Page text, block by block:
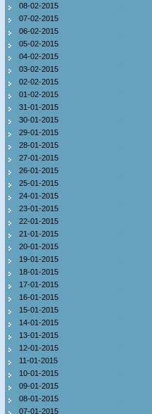
08-02-2015
07-02-2015
06-02-2015
05-02-2015
04-02-2015
03-02-2015
02-02-2015
01-02-2015
31-01-2015
30-01-2015
29-01-2015
28-01-2015
27-01-2015
26-01-2015
25-01-2015
24-01-2015
23-01-2015
22-01-2015
21-01-2015
20-01-2015
19-01-2015
18-01-2015
17-01-2015
16-01-2015
15-01-2015
14-01-2015
13-01-2015
12-01-2015
11-01-2015
10-01-2015
09-01-2015
08-01-2015
07-01-2015